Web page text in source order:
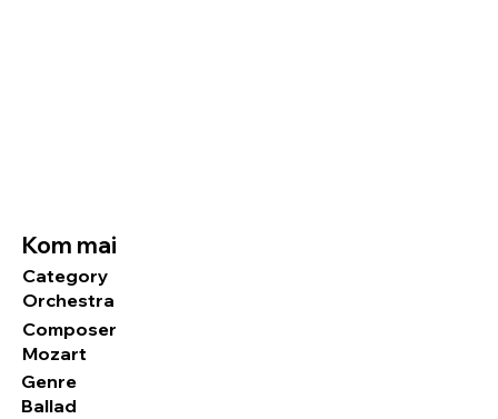
Kom mai
Category
Orchestra
Composer
Mozart
Genre
Ballad